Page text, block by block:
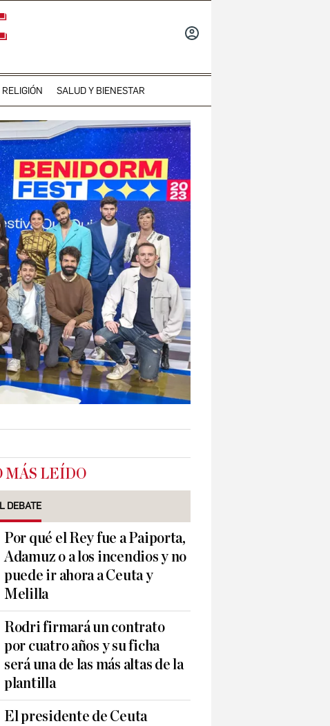
RELIGIÓN SALUD Y BIENESTAR
MÁS LEÍDO
DEBATE
Por qué el Rey fue a Paiporta,
Adamuz o a los incendios y no
puede ir ahora a Ceuta y
Melilla
Rodri firmará un contrato
por cuatro años y su ficha
será una de las más altas de la
plantilla
El presidente de Ceuta